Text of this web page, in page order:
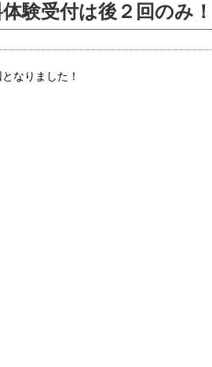
験受付は後２回のみ！
なりました！